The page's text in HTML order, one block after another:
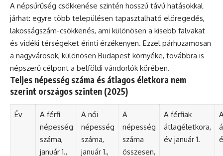
A népsűrűség csökkenése szintén hosszú távú hatásokkal
járhat: egyre több településen tapasztalható elöregedés,
lakosságszám-csökkenés, ami különösen a kisebb falvakat
és vidéki térségeket érinti érzékenyen. Ezzel párhuzamosan
a nagyvárosok, különösen Budapest környéke, továbbra is
népszerű célpont a belföldi vándorlók körében.
Teljes népesség száma és átlagos életkora nem
szerint országos szinten (2025)
Év
A férfi
népesség
száma,
január 1.,
A női
népesség
száma,
január 1.,
A
népesség
száma
összesen,
A férfiak
átlagéletkora,
év január 1.